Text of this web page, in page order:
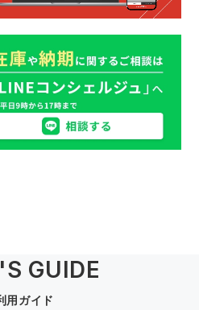
GUIDE
用ガイド